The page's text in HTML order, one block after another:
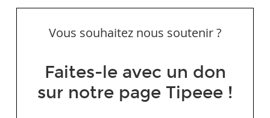
Vous souhaitez nous soutenir ?
Faites-le avec un don
sur notre page Tipeee !